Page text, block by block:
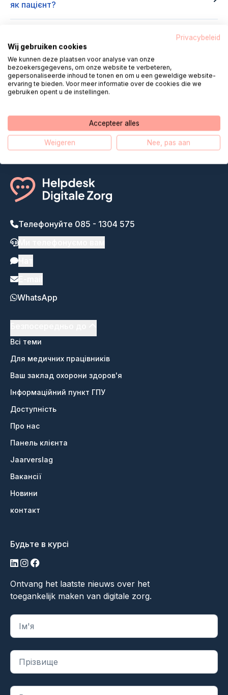
як пацієнт?
Helpdesk Digital Care робить
дистанційне обслуговування
Наша історія
Телефонуйте 085 - 1304 575
WhatsApp
Всі теми
Для медичних працівників
Ваш заклад охорони здоров'я
Інформаційний пункт ГПУ
Доступність
Про нас
Панель клієнта
Jaarverslag
Вакансії
Новини
контакт
Будьте в курсі
LinkedIn
Інстаграм
Фейсбук
Ontvang het laatste nieuws over het
toegankelijk maken van digitale zorg.
"*" вказує на обов'язкові поля
Privacybeleid
Wij gebruiken cookies
We kunnen deze plaatsen voor analyse van onze
bezoekersgegevens, om onze website te verbeteren,
gepersonaliseerde inhoud te tonen en om u een geweldige website-
ervaring te bieden. Voor meer informatie over de cookies die we
gebruiken opent u de instellingen.
Accepteer alles
Weigeren Nee, pas aan